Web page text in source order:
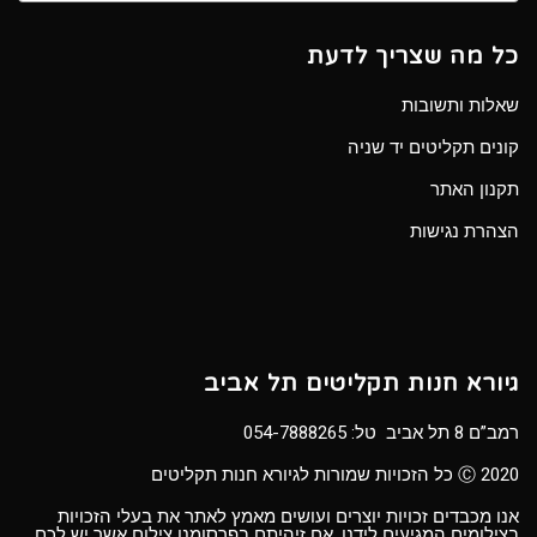
כל מה שצריך לדעת
שאלות ותשובות
קונים תקליטים יד שניה
תקנון האתר
הצהרת נגישות
גיורא חנות תקליטים תל אביב
רמב”ם 8 תל אביב טל:
054-7888265
Ⓒ 2020 כל הזכויות שמורות לגיורא חנות תקליטים
אנו מכבדים זכויות יוצרים ועושים מאמץ לאתר את בעלי הזכויות